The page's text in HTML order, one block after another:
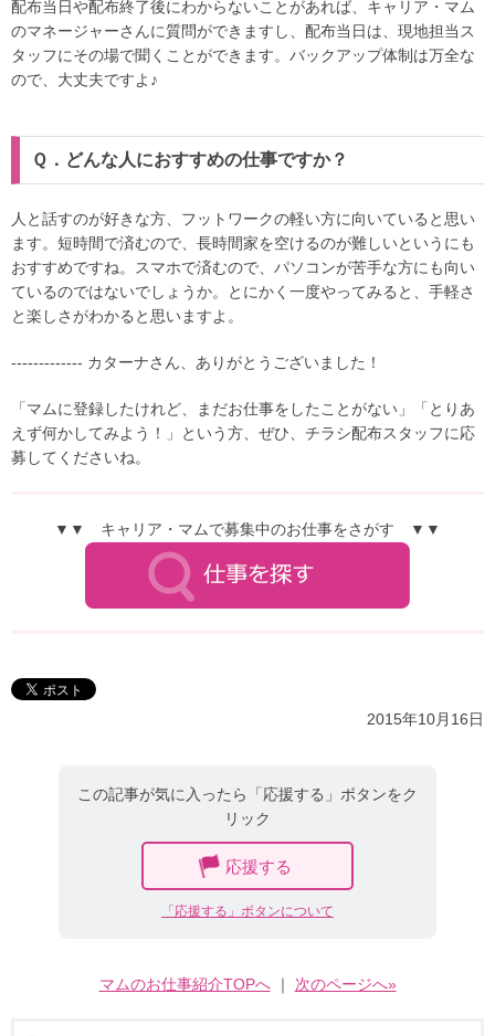
配布当日や配布終了後にわからないことがあれば、キャリア・マム
のマネージャーさんに質問ができますし、配布当日は、現地担当ス
タッフにその場で聞くことができます。バックアップ体制は万全な
ので、大丈夫ですよ♪
Ｑ．どんな人におすすめの仕事ですか？
人と話すのが好きな方、フットワークの軽い方に向いていると思い
ます。短時間で済むので、長時間家を空けるのが難しいというにも
おすすめですね。スマホで済むので、パソコンが苦手な方にも向い
ているのではないでしょうか。とにかく一度やってみると、手軽さ
と楽しさがわかると思いますよ。
------------- カターナさん、ありがとうございました！
「マムに登録したけれど、まだお仕事をしたことがない」「とりあ
えず何かしてみよう！」という方、ぜひ、チラシ配布スタッフに応
募してくださいね。
▼▼ キャリア・マムで募集中のお仕事をさがす ▼▼
2015年10月16日
この記事が気に入ったら「応援する」ボタンをク
リック
応援する
「応援する」ボタンについて
マムのお仕事紹介TOPへ｜ 次のページへ»